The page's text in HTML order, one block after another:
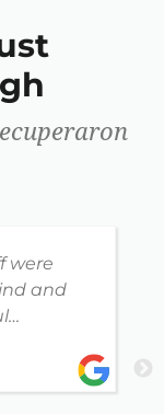
were
really
injury.